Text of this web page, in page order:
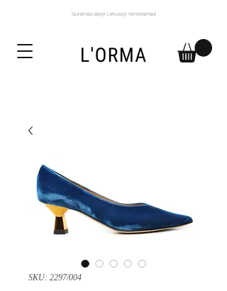
Siuntimas visoje Lietuvoje nemokamas!
SKU: 2297/004